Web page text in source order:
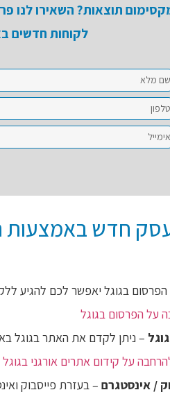
תוצאות? השאירו לנו
לקוחות חדשים
חדש באמצעות
הפרסום בגוגל יאפשר לכם להגיע
על הפרסום בגוגל
– ניתן לקדם את האתר בגוגל
על קידום אתרים אורגני בגוגל
/ אינסטגרם – בעזרת פייסבוק